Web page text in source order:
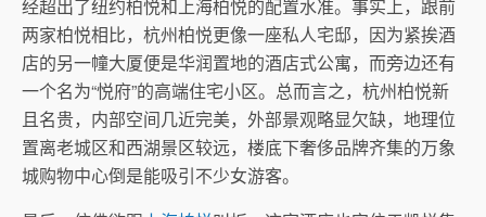
经超出了纽约柏悦和上海柏悦的配置水准。事实上，跟前
两家柏悦相比，杭州柏悦更像一座私人宅邸，因为紧挨酒
店的另一幢大厦便是华润置地的酒店式公寓，而旁边还有
一个名为“悦府”的高端住宅小区。总而言之，杭州柏悦新
且名贵，内部空间几近完美，外部景观略显欠缺，地理位
置离老城区和西湖景区较远，楼底下奢侈品牌齐集的万象
城购物中心倒是能吸引不少女游客。